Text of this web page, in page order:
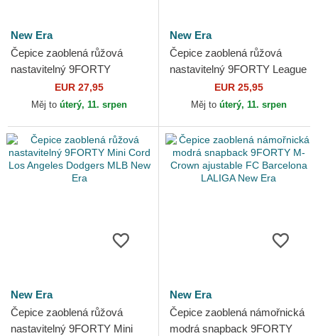
New Era
Čepice zaoblená růžová
nastavitelný 9FORTY
Metallic New York Yankees
MLB New Era
EUR 27,95
Měj to úterý, 11. srpen
New Era
Čepice zaoblená růžová
nastavitelný 9FORTY League
Essential New York Yankees
MLB New Era
EUR 25,95
Měj to úterý, 11. srpen
New Era
Čepice zaoblená růžová
nastavitelný 9FORTY Mini
New Era
Čepice zaoblená námořnická
modrá snapback 9FORTY